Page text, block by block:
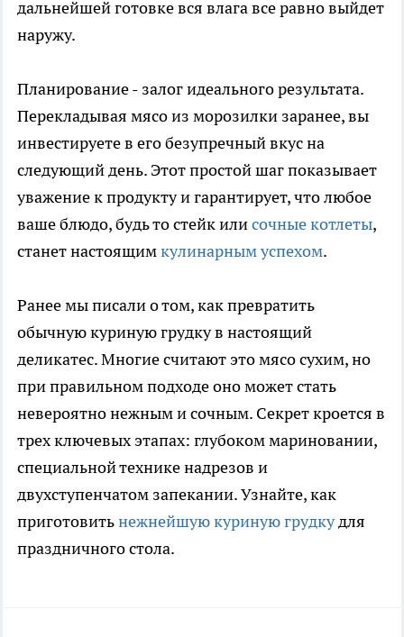
дальнейшей готовке вся влага все равно выйдет
наружу.
Планирование - залог идеального результата.
Перекладывая мясо из морозилки заранее, вы
инвестируете в его безупречный вкус на
следующий день. Этот простой шаг показывает
уважение к продукту и гарантирует, что любое
ваше блюдо, будь то стейк илисочные котлеты,
станет настоящимкулинарным успехом.
Ранее мы писали о том, как превратить
обычную куриную грудку в настоящий
деликатес. Многие считают это мясо сухим, но
при правильном подходе оно может стать
невероятно нежным и сочным. Секрет кроется в
трех ключевых этапах: глубоком мариновании,
специальной технике надрезов и
двухступенчатом запекании. Узнайте, как
приготовитьнежнейшую куриную грудкудля
праздничного стола.